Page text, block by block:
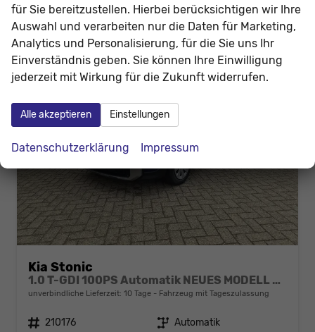
Kia Stonic
1.0 T-GDI 100PS Automatik NEUES MODELL Sitzheizung Lenkradheizung PDC v+h Rückf.Kamera Klima Bluetooth Touchscreen Apple CarPlay Android Auto Tempomat
unverbindliche Lieferzeit: 10 Tage Fahrzeug mit Tageszulassung
Fahrzeugnr. 210176 Getriebe Automatik
für Sie bereitzustellen. Hierbei berücksichtigen wir Ihre
Auswahl und verarbeiten nur die Daten für Marketing,
Analytics und Personalisierung, für die Sie uns Ihr
Einverständnis geben. Sie können Ihre Einwilligung
jederzeit mit Wirkung für die Zukunft widerrufen.
Alle akzeptieren Einstellungen
Datenschutzerklärung Impressum